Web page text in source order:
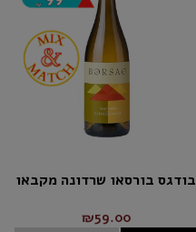
בודגס בורסאו שרדונה מקבאו
₪59.00